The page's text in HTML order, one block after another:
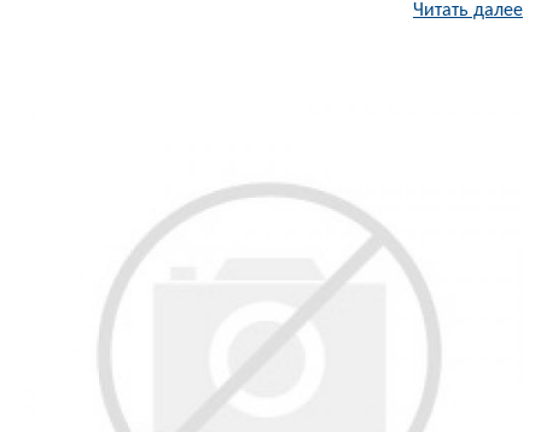
Читать далее